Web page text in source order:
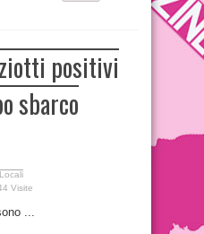
positivi
sbarco
Visite
...